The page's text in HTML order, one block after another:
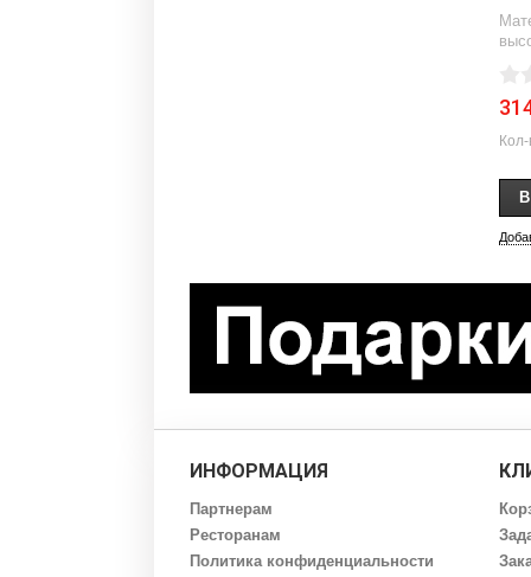
Кол-
ИНФОРМАЦИЯ
Партнерам
Ресторанам
Политика конфиденциальности